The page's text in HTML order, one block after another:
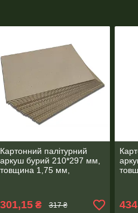
Картонний палітурний
аркуш бурий 210*297 мм,
товщина 1,75 мм,
301,15₴ 317 ₴